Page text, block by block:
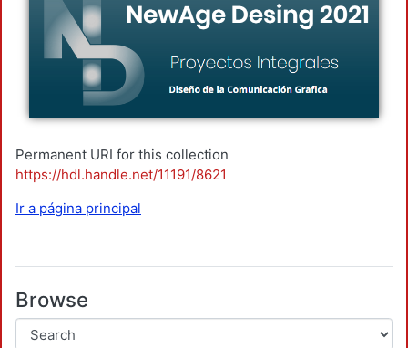
Permanent URI for this collection
https://hdl.handle.net/11191/8621
Ir a página principal
Browse